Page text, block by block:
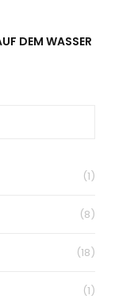
DEM WASSER
(1)
(8)
(18)
(1)